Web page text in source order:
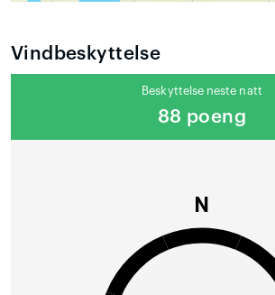
Vindbeskyttelse
Beskyttelse neste natt
88 poeng
N